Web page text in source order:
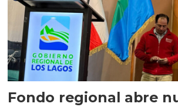
Fondo regional abre